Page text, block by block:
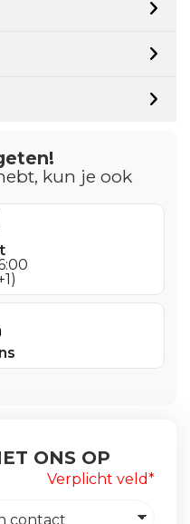
kun je ook
ONS OP
Verplicht veld*